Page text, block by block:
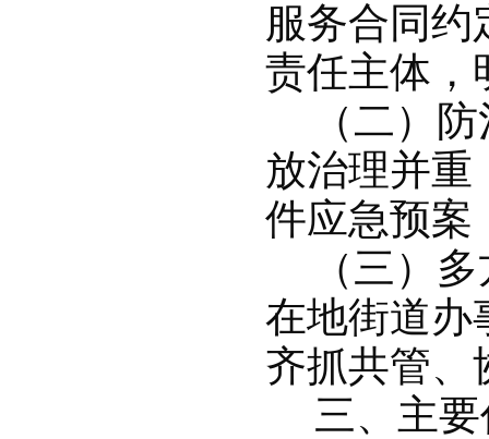
服务合同
责任主体，
（二）
放治理并重
件应急预案
（三）
在地街道办
齐抓共管、
三、主